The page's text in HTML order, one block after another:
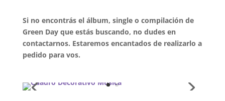
Si no encontrás el álbum, single o compilación de
Green Day que estás buscando, no dudes en
contactarnos. Estaremos encantados de realizarlo a
pedido para vos.